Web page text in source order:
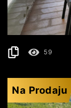
380.000€
75 m 2
59
Na Prodaju